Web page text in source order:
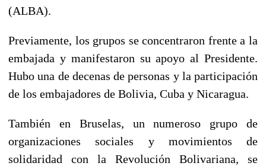
(ALBA).
Previamente, los grupos se concentraron frente a la
embajada y manifestaron su apoyo al Presidente.
Hubo una de decenas de personas y la participación
de los embajadores de Bolivia, Cuba y Nicaragua.
También en Bruselas, un numeroso grupo de
organizaciones sociales y movimientos de
solidaridad con la Revolución Bolivariana, se